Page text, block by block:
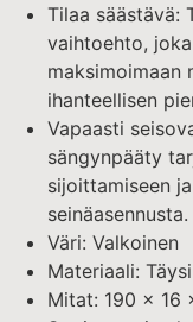
Tilaa säästävä:
vaihtoehto,
maksimoimaan
ihanteellisen
Vapaasti
sängynpääty
sijoittamiseen
seinäasennusta.
Väri: Valkoinen
Materiaali:
Mitat: 190 x 16